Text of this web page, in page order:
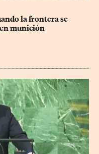
la frontera se
munición